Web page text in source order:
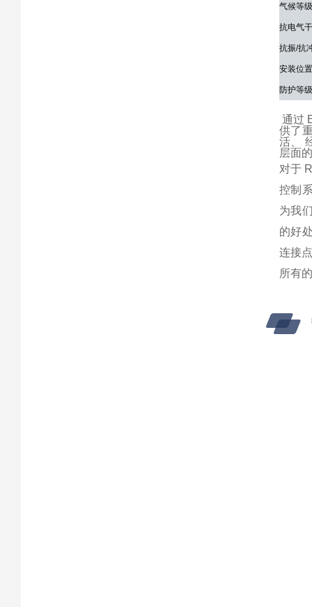
气候等
抗电气
抗振/抗
安装位
防护等
通过
供了
活、
层面
对于
控制
为我
的好
连接
所有